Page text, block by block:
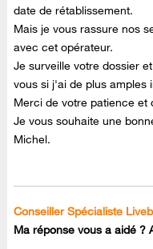
date de rétablissement.
Mais je vous rassure nos
avec cet opérateur.
Je surveille votre dossier
vous si j'ai de plus amples
Merci de votre patience et
Je vous souhaite une
Michel.
Conseiller Spécialiste
Ma réponse vous a aidé ?